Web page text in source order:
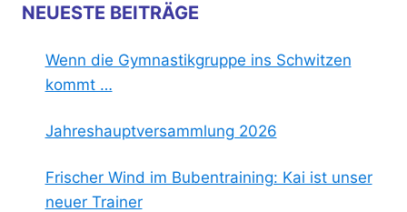
NEUESTE BEITRÄGE
Wenn die Gymnastikgruppe ins Schwitzen
kommt …
Jahreshauptversammlung 2026
Frischer Wind im Bubentraining: Kai ist unser
neuer Trainer